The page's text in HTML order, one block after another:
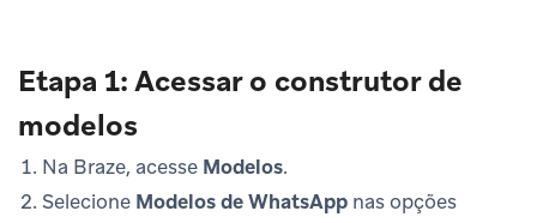
Etapa 1: Acessar o construtor de
modelos
Na Braze, acesse Modelos.
Selecione Modelos de WhatsApp nas opções